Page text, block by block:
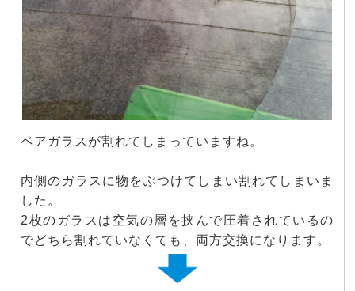
ペアガラスが割れてしまっていますね。
内側のガラスに物をぶつけてしまい割れてしまいま
した。
2枚のガラスは空気の層を挟んで圧着されているの
でどちら割れていなくても、両方交換になります。